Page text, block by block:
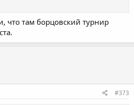
что там борцовский турнир
#373